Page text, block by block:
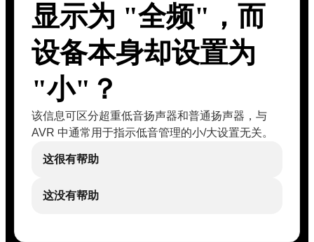
显示为 "全频"，而
设备本身却设置为
"小"？
该信息可区分超重低音扬声器和普通扬声器，与
AVR 中通常用于指示低音管理的小/大设置无关。
这很有帮助
这没有帮助